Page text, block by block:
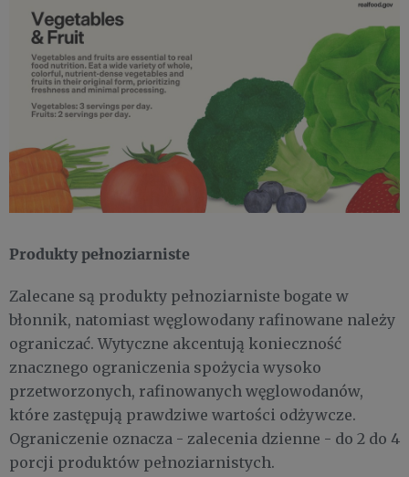
Produkty pełnoziarniste
Zalecane są produkty pełnoziarniste bogate w
błonnik, natomiast węglowodany rafinowane należy
ograniczać. Wytyczne akcentują konieczność
znacznego ograniczenia spożycia wysoko
przetworzonych, rafinowanych węglowodanów,
które zastępują prawdziwe wartości odżywcze.
Ograniczenie oznacza - zalecenia dzienne - do 2 do 4
porcji produktów pełnoziarnistych.